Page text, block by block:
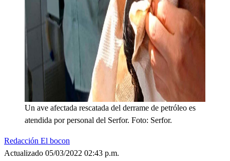
Un ave afectada rescatada del derrame de petróleo es
atendida por personal del Serfor. Foto: Serfor.
Redacción El bocon
Actualizado 05/03/2022 02:43 p.m.